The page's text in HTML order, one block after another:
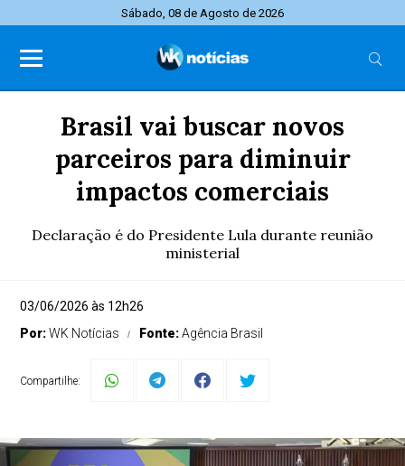
Sábado, 08 de Agosto de 2026
Brasil vai buscar novos
parceiros para diminuir
impactos comerciais
Declaração é do Presidente Lula durante reunião
ministerial
03/06/2026 às 12h26
Por:WK Notícias Fonte:Agência Brasil
Compartilhe: